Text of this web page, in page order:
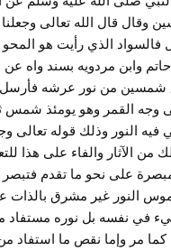
وقال قال الله تعالى وجعلنا
فالسواد الذي رأيت هو
وابن مردويه بسند واه
شمسين من نور عرشه فأرسل
وجه القمر وهو يومئذ
النور وذلك قوله تعالى
من الآثار والفاء على هذا
على نحو ما تقدم فتبصر
النور غير مشرق بالذات
في نفسه بل نوره
كما مر وإما نقص ما استفاد